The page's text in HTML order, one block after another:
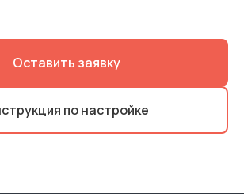
Оставить заявку
по настройке